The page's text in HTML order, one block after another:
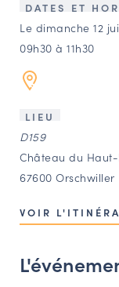
LES
CONTACT
Agenda
OFFRES
OUTILS
DATES ET
Le dimanche 12
09h30 à 11h30
LIEU
D159
Château du
67600 Orschwiller
VOIR